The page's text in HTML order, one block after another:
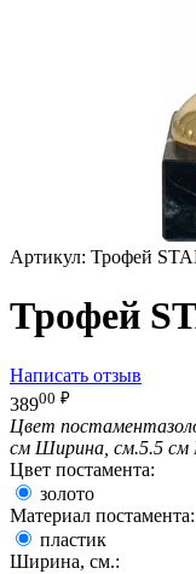
Артикул: Трофей
Трофей
Написать отзыв
38900 ₽
Цвет постамента
см Ширина, см.5.5 см
Цвет постамента:
золото
Материал постамента:
пластик
Ширина, см.: